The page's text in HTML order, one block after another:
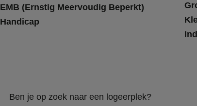
EMB (Ernstig Meervoudig Beperkt)
Handicap
Ben je op zoek naar een logeerplek?